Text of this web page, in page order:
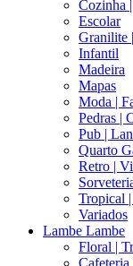
Cozinha
Escolar
Granilite
Infantil
Madeira
Mapas
Moda |
Pedras |
Pub |
Quarto
Retro |
Tropical
Variados
Lambe Lambe
Floral |
Cafeteria